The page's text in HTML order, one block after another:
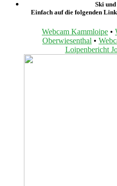
Ski
Einfach auf die folgenden
Webcam Kammloipe •
Oberwiesenthal •
Loipenbericht